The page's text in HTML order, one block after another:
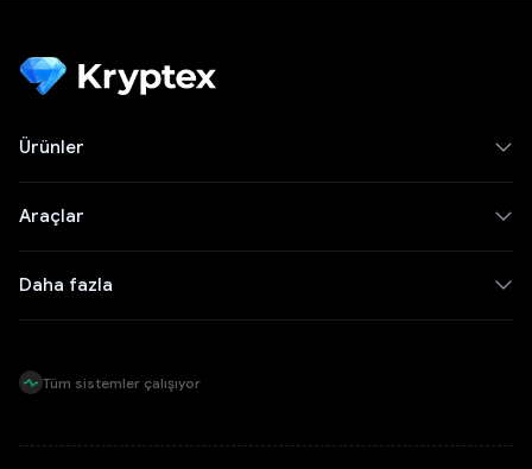
Ürünler
Araçlar
Daha fazla
Tüm sistemler çalışıyor